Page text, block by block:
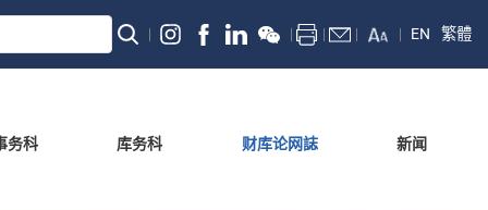
EN 繁體
务科 库务科 财库论网誌 新闻